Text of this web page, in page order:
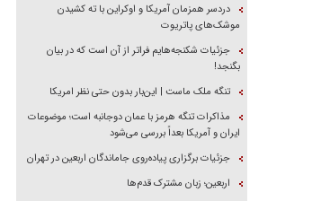
دردسر همزمان آمریکا و اوکراین با ته کشیدن
موشک‌های پاتریوت
جزئیات شکنجه‌هایم فراتر از آن است که در بیان
بگنجد!
تنگه ملک ماست | این‌بار بدون حتی نظر امریکا
مذاکرات تنگه هرمز با عمان دوجانبه است؛ موضوعات
ایران و آمریکا بعداً بررسی می‌شود
جزئیات برگزاری پیاده‌روی جاماندگان اربعین در تهران
اربعین؛ زبان مشترک قدم‌ها